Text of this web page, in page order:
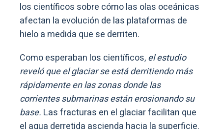
los científicos sobre cómo las olas oceánicas
afectan la evolución de las plataformas de
hielo a medida que se derriten.
Como esperaban los científicos,el estudio
reveló que el glaciar se está derritiendo más
rápidamente en las zonas donde las
corrientes submarinas están erosionando su
base. Las fracturas en el glaciar facilitan que
el agua derretida ascienda hacia la superficie.